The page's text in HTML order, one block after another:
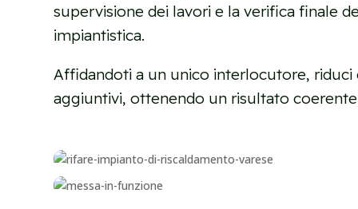
supervisione dei lavori e la verifica finale
impiantistica.
Affidandoti a un unico interlocutore, riduci
aggiuntivi, ottenendo un risultato